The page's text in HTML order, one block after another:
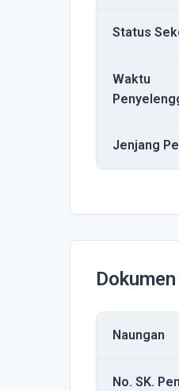
Status
Waktu
Jenjang
Naungan
No. SK.